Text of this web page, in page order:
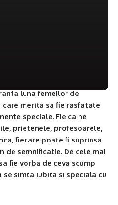
luna femeilor de
merita sa fie rasfatate
speciale. Fie ca ne
prietenele, profesoarele,
fiecare poate fi suprinsa
de semnificatie. De cele mai
fie vorba de ceva scump
se simta iubita si speciala cu